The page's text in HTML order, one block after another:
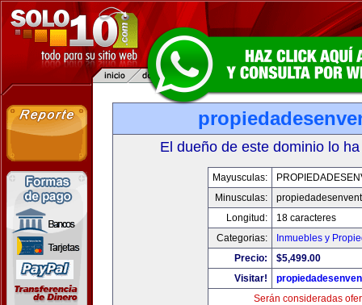
El dueño de este dominio lo
Mayusculas:
Minusculas:
Longitud:
18 caracteres
Categorias:
Inmuebles y
Precio:
$5,499.00
Visitar!
Serán consideradas